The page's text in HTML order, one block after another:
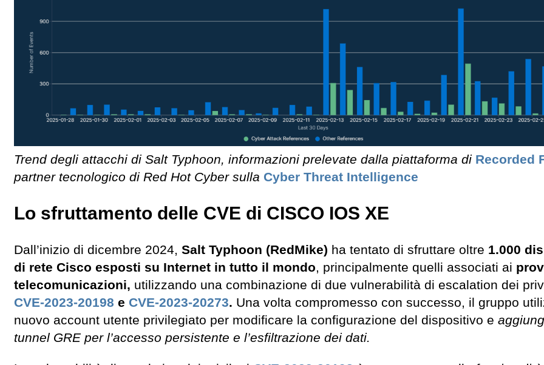
Trend degli attacchi di Salt Typhoon, informazioni prelevate dalla piattaforma di Recorded
partner tecnologico di Red Hot Cyber sulla Cyber Threat Intelligence
Lo sfruttamento delle CVE di CISCO IOS XE
Dall’inizio di dicembre 2024, Salt Typhoon (RedMike) ha tentato di sfruttare oltre 1.000
di rete Cisco esposti su Internet in tutto il mondo, principalmente quelli associati ai
telecomunicazioni, utilizzando una combinazione di due vulnerabilità di escalation dei
CVE-2023-20198 e CVE-2023-20273. Una volta compromesso con successo, il gruppo
nuovo account utente privilegiato per modificare la configurazione del dispositivo e
tunnel GRE per l’accesso persistente e l’esfiltrazione dei dati.